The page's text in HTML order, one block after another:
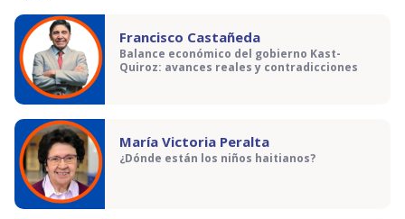
Francisco Castañeda
Balance económico del gobierno Kast-
Quiroz: avances reales y contradicciones
María Victoria Peralta
¿Dónde están los niños haitianos?